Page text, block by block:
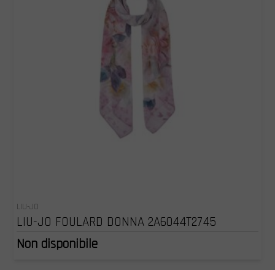
LIU-JO
LIU-JO FOULARD DONNA 2A6044T2745
Non disponibile